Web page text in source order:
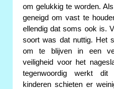
om gelukkig te worden.
geneigd om vast te
ellendig dat soms ook is.
soort was dat nuttig. Het
om te blijven in een
veiligheid voor het
tegenwoordig werkt
kinderen schieten er